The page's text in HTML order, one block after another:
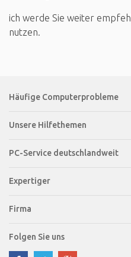
ich werde Sie weiter
nutzen.
Häufige Computerprobleme
Unsere Hilfethemen
PC-Service deutschlandweit
Expertiger
Firma
Folgen Sie uns